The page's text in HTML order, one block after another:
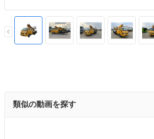
類似の動画を探す